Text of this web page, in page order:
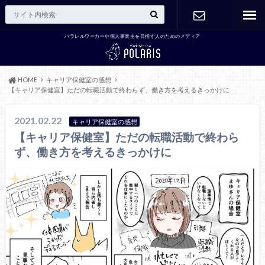
パラレルワーカーや個人事業主を目指す人のためのメディア
HOME
キャリア保健室の感想
【キャリア保健室】ただの転職活動で終わらず、働き方を考えるきっかけに
2021.02.22 キャリア保健室の感想
【キャリア保健室】ただの転職活動で終わら
ず、働き方を考えるきっかけに